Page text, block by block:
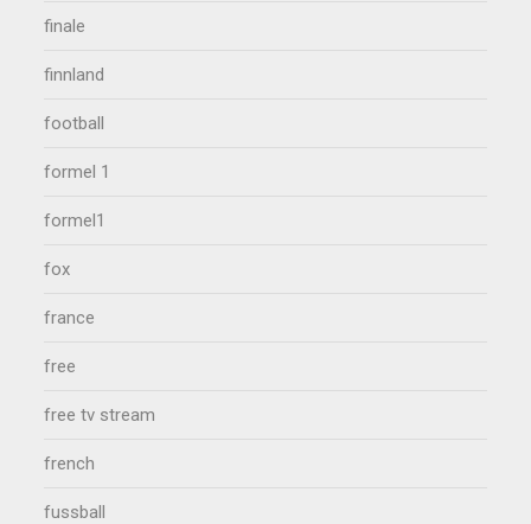
finale
finnland
football
formel 1
formel1
fox
france
free
free tv stream
french
fussball